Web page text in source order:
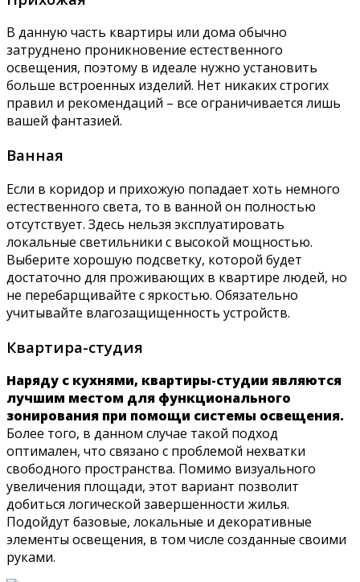
В данную часть квартиры или дома обычно
затруднено проникновение естественного
освещения, поэтому в идеале нужно установить
больше встроенных изделий. Нет никаких строгих
правил и рекомендаций – все ограничивается лишь
вашей фантазией.
Ванная
Если в коридор и прихожую попадает хоть немного
естественного света, то в ванной он полностью
отсутствует. Здесь нельзя эксплуатировать
локальные светильники с высокой мощностью.
Выберите хорошую подсветку, которой будет
достаточно для проживающих в квартире людей, но
не перебарщивайте с яркостью. Обязательно
учитывайте влагозащищенность устройств.
Квартира-студия
Наряду с кухнями, квартиры-студии являются
лучшим местом для функционального
зонирования при помощи системы освещения.
Более того, в данном случае такой подход
оптимален, что связано с проблемой нехватки
свободного пространства. Помимо визуального
увеличения площади, этот вариант позволит
добиться логической завершенности жилья.
Подойдут базовые, локальные и декоративные
элементы освещения, в том числе созданные своими
руками.